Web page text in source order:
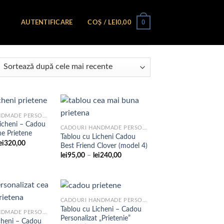
AUTENTIFICARE COȘ / LEI 0,00 0
Adaugare
– Cadou
Prietene
320,00Interval
lei320,00
Adaugare
la
favorite
Tablou cu Licheni Cadou
Best Friend Clover (model 4)
lei95,00 – lei240,00Interval
până
la
lei240,00
CADOURI HANDMADE PERSONALIZATE
– Cadou
Tablou cu Licheni – Cadou
Personalizat „Prietenie”